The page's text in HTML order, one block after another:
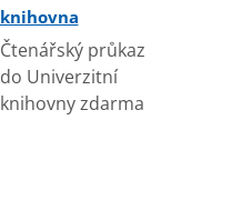
knihovna
Čtenářský průkaz
do Univerzitní
knihovny zdarma